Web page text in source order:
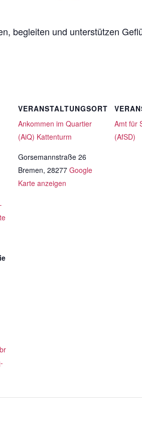
begleiten und unterstützen
VERANSTALTUNGSORT
Ankommen im Quartier
(AiQ) Kattenturm
Gorsemannstraße 26
Bremen, 28277 Google
Karte anzeigen
Amt für
(AfSD)